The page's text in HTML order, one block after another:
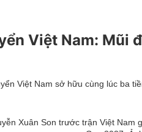
Việt Nam: Mũi
Việt Nam sở hữu cùng lúc ba